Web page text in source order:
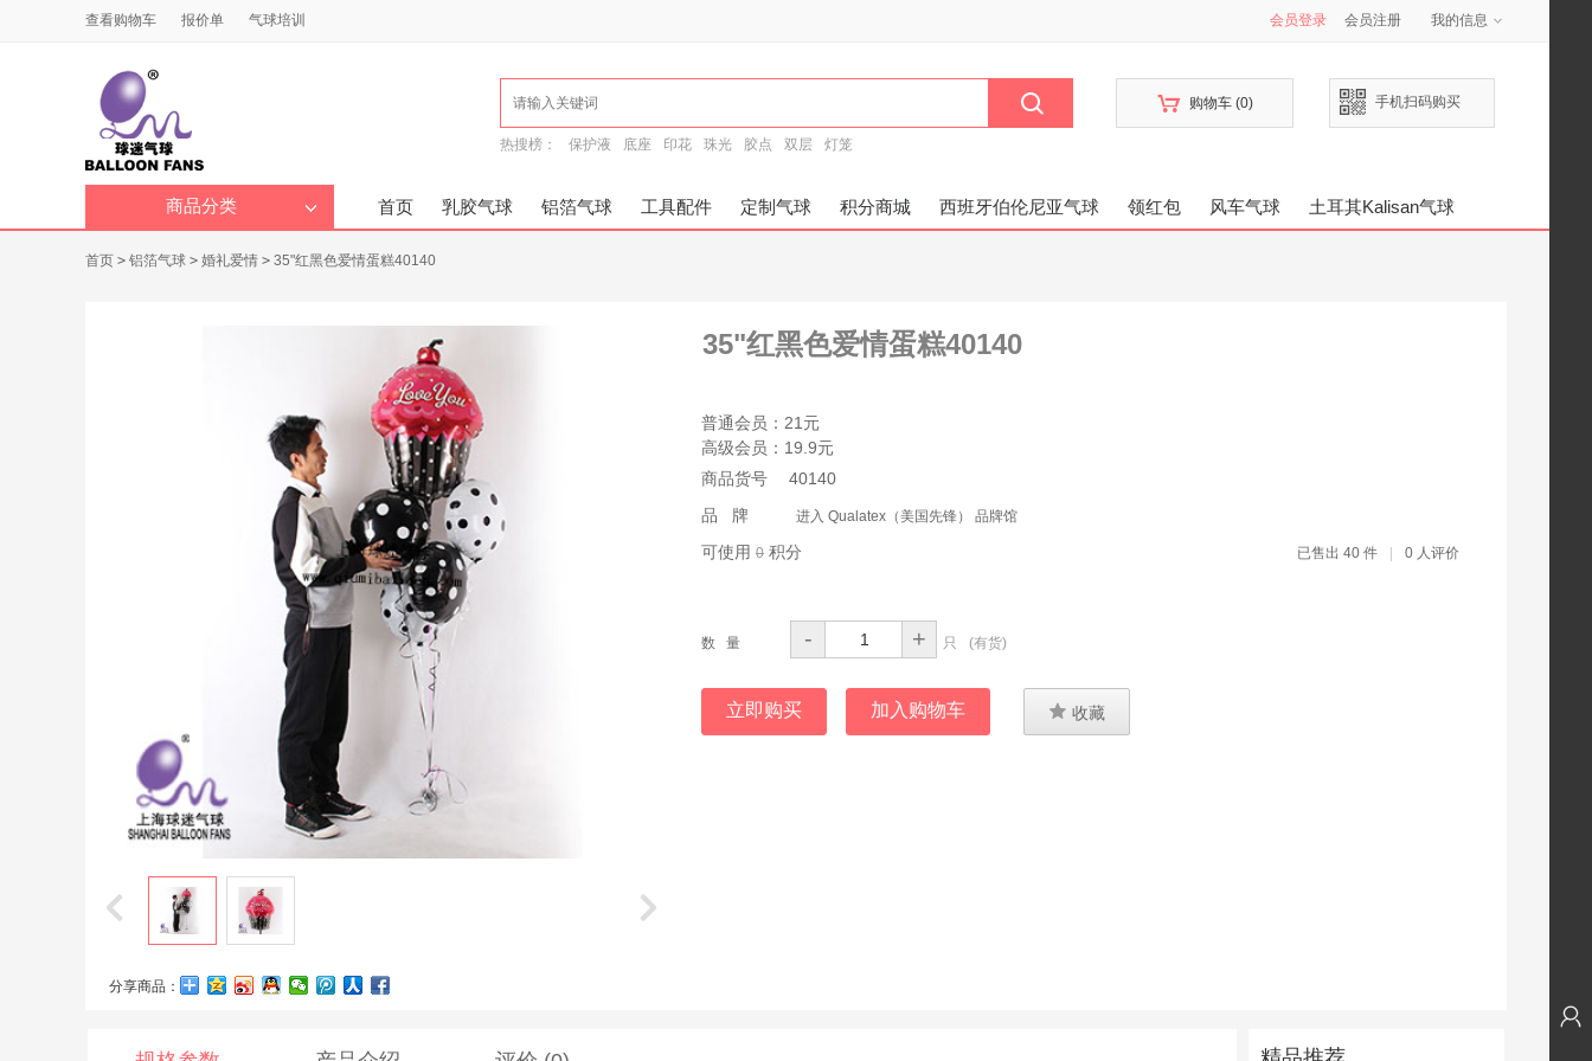
查看购物车 报价单 气球培训 我的信息
会员登录 会员注册
热搜榜： 保护液 底座 印花 珠光 胶点 双层 灯笼
手机扫码购买
 购物车 (0)
商品分类 首页 乳胶气球 铝箔气球 工具配件 定制气球 积分商城 西班牙伯伦尼亚气球 领红包 风车气球 土耳其Kalisan气球
首页 > 铝箔气球 > 婚礼爱情 > 35"红黑色爱情蛋糕40140
分享商品：
35"红黑色爱情蛋糕40140
普通会员： 21元
高级会员： 19.9元
已售出 40 件 0 人评价
商品货号
40140
品 牌
进入 Qualatex（美国先锋） 品牌馆
可使用 0 积分
数 量 - + 只 (有货)
立即购买 加入购物车  收藏